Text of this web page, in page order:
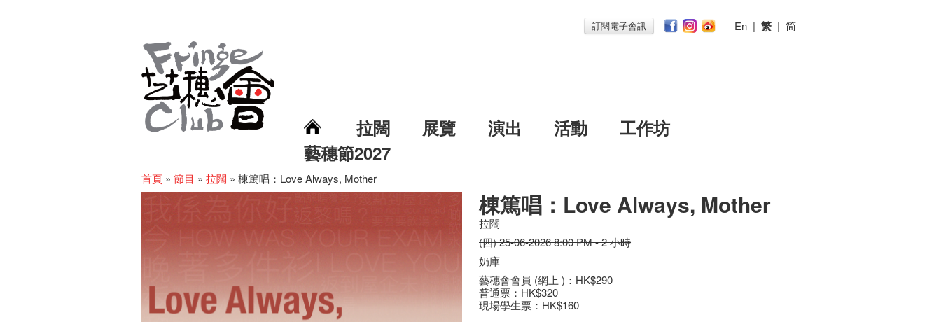
訂閱電子會訊 En | 繁 | 简
拉闊 展覽 演出 活動
工作坊
藝穗節2027
首頁 » 節目 » 拉闊 » 棟篤唱：Love Always, Mother
棟篤唱：Love Always, Mother
拉闊
(四) 25-06-2026 8:00 PM - 2 小時
奶庫
藝穗會會員 (網上 )：HK$290
普通票：HK$320
現場學生票：HK$160